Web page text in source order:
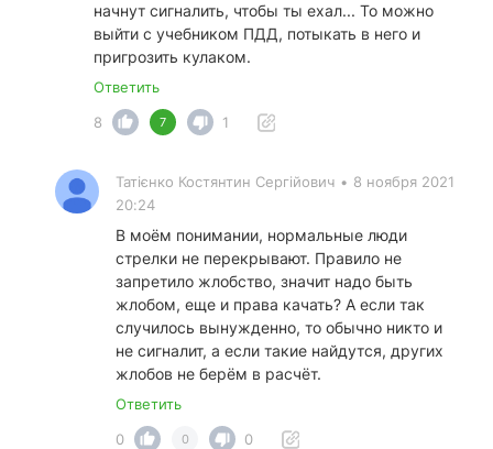
начнут сигналить, чтобы ты ехал... То можно
выйти с учебником ПДД, потыкать в него и
пригрозить кулаком.
Ответить
8
7 1
Татієнко Костянтин Сергійович • 8 ноября 2021
20:24
В моём понимании, нормальные люди
стрелки не перекрывают. Правило не
запретило жлобство, значит надо быть
жлобом, еще и права качать? А если так
случилось вынужденно, то обычно никто и
не сигналит, а если такие найдутся, других
жлобов не берём в расчёт.
Ответить
0
0 0